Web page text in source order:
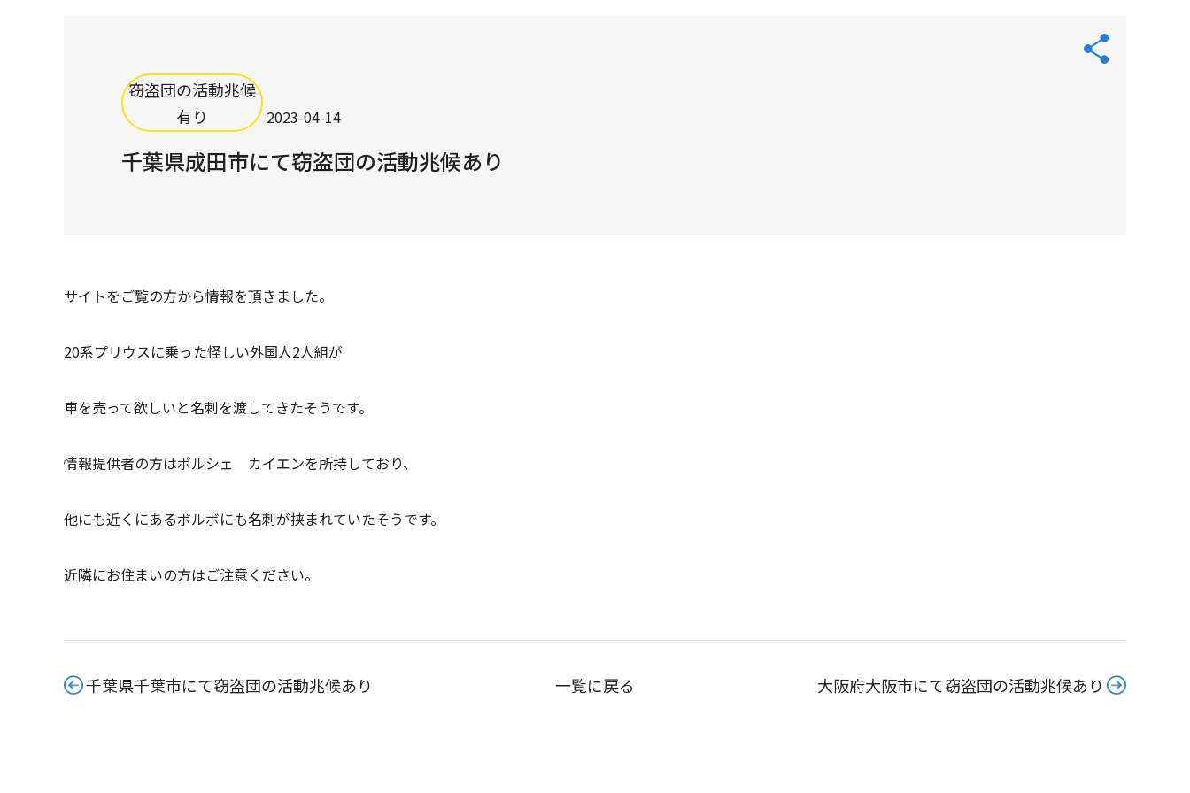
窃盗団の活動兆候
有り
2023-04-14
千葉県成田市にて窃盗団の活動兆候あり
サイトをご覧の方から情報を頂きました。
20系プリウスに乗った怪しい外国人2人組が
車を売って欲しいと名刺を渡してきたそうです。
情報提供者の方はポルシェ カイエンを所持しており、
他にも近くにあるボルボにも名刺が挟まれていたそうです。
近隣にお住まいの方はご注意ください。
千葉県千葉市にて窃盗団の活動兆候あり 一覧に戻る 大阪府大阪市にて窃盗団の活動兆候あり